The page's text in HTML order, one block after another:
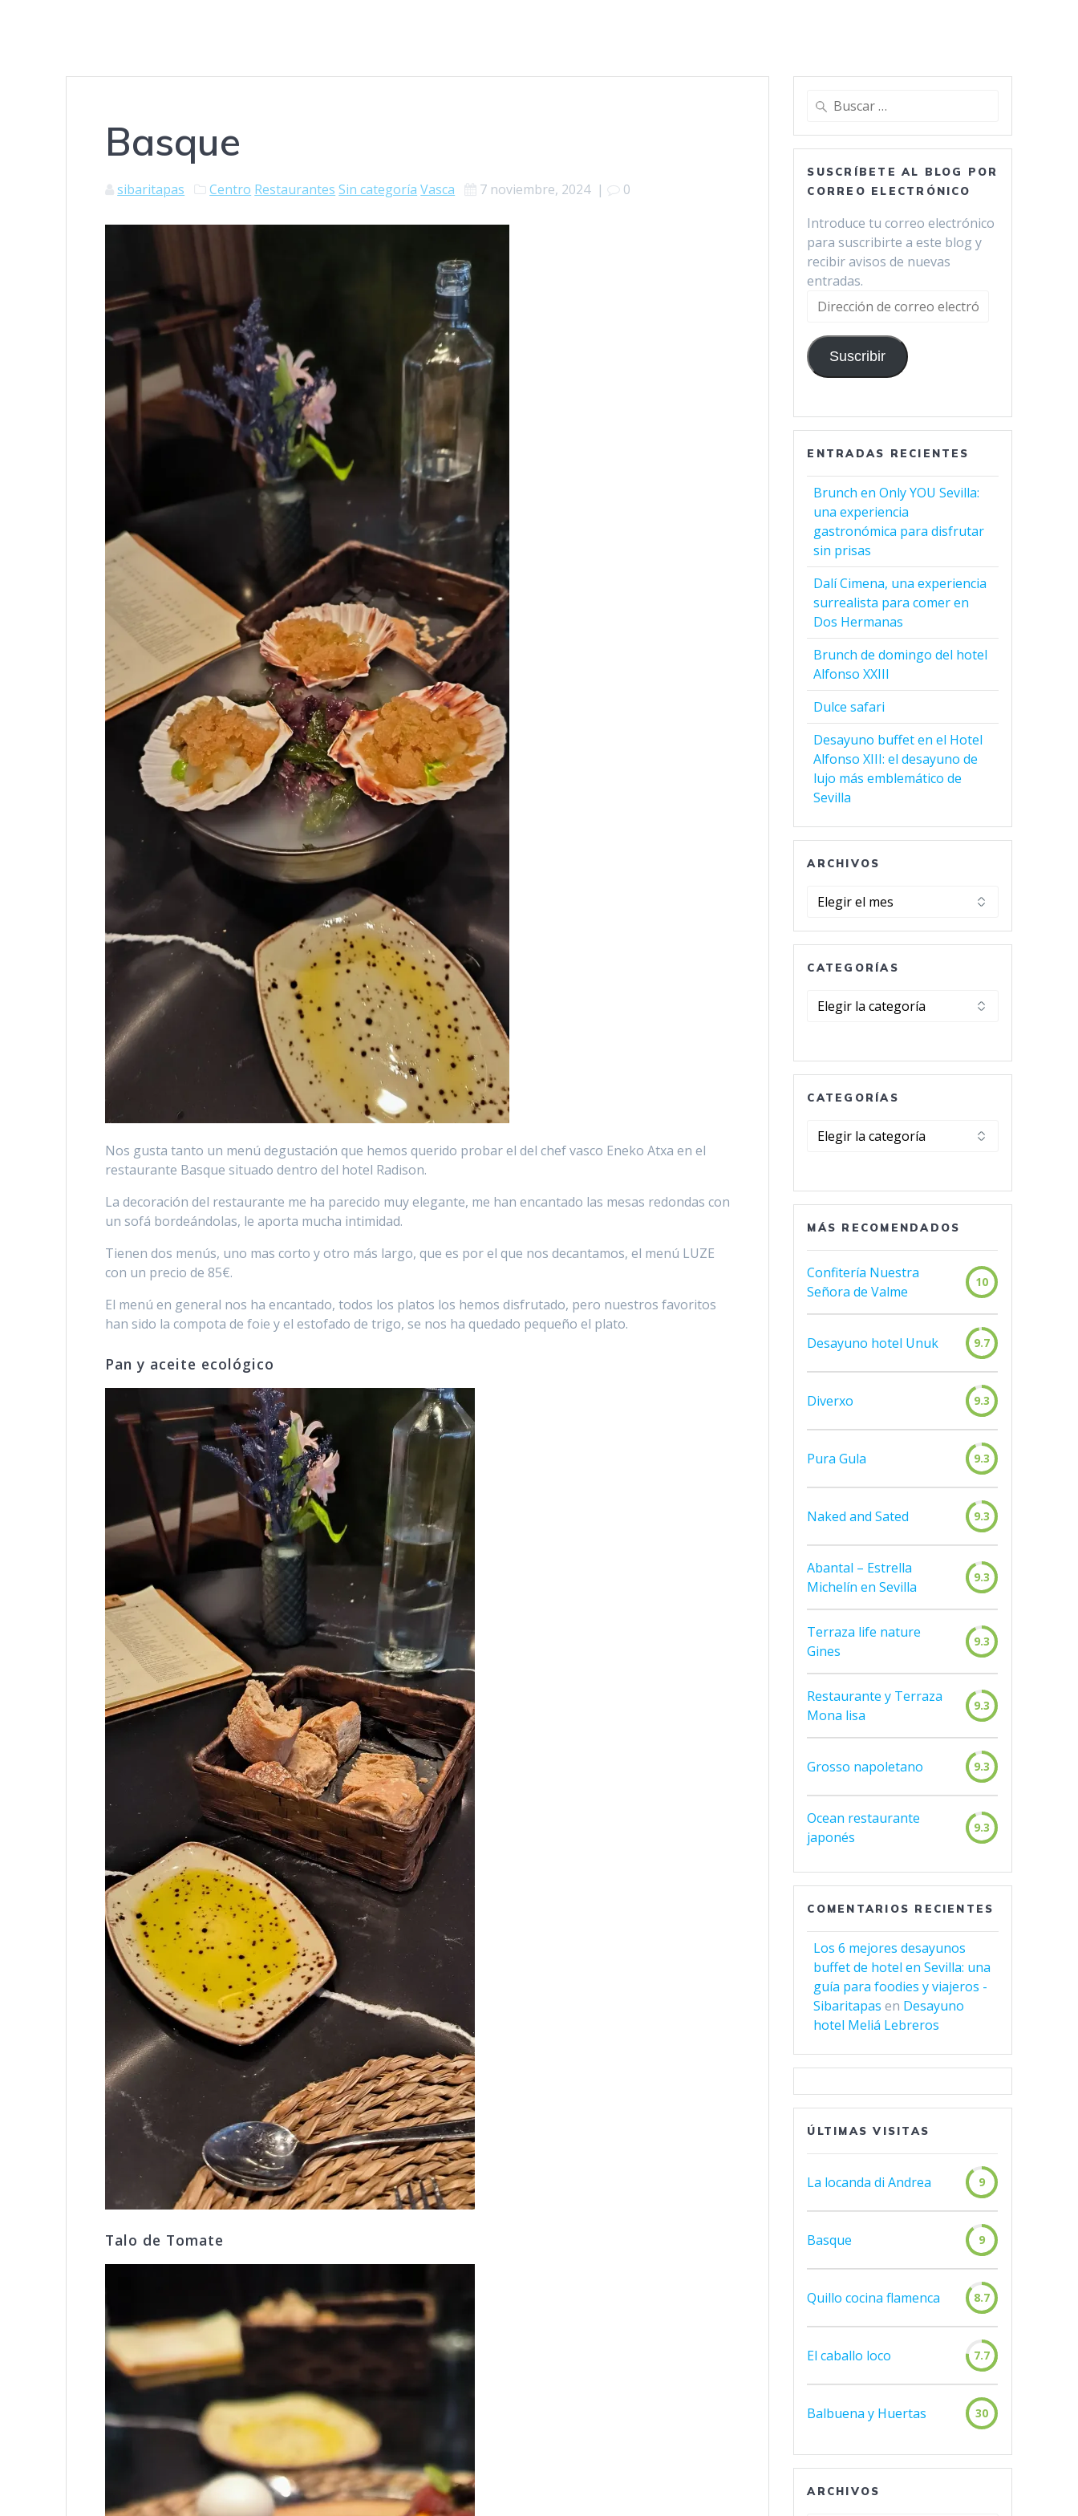
Basque
sibaritapas Centro Restaurantes Sin categoría Vasca 7 noviembre, 2024| 0
Nos gusta tanto un menú degustación que hemos querido probar el del chef vasco Eneko Atxa en el
restaurante Basque situado dentro del hotel Radison.
La decoración del restaurante me ha parecido muy elegante, me han encantado las mesas redondas con
un sofá bordeándolas, le aporta mucha intimidad.
Tienen dos menús, uno mas corto y otro más largo, que es por el que nos decantamos, el menú LUZE
con un precio de 85€.
El menú en general nos ha encantado, todos los platos los hemos disfrutado, pero nuestros favoritos
han sido la compota de foie y el estofado de trigo, se nos ha quedado pequeño el plato.
Pan y aceite ecológico
Talo de Tomate
Buscar:
SUSCRÍBETE AL BLOG POR
CORREO ELECTRÓNICO
Introduce tu correo electrónico
para suscribirte a este blog y
recibir avisos de nuevas
entradas.
Dirección
correo
electrónico
Suscribir
ENTRADAS RECIENTES
Brunch en Only YOU Sevilla:
una experiencia
gastronómica para disfrutar
sin prisas
Dalí Cimena, una experiencia
surrealista para comer en
Dos Hermanas
Brunch de domingo del hotel
Alfonso XXIII
Dulce safari
Desayuno buffet en el Hotel
Alfonso XIII: el desayuno de
lujo más emblemático de
Sevilla
ARCHIVOS
Archivos
CATEGORÍAS
Categorías
CATEGORÍAS
Categorías
MÁS RECOMENDADOS
Confitería Nuestra
Señora de Valme
10
Desayuno hotel Unuk 9.7
Diverxo 9.3
Pura Gula 9.3
Naked and Sated 9.3
Abantal – Estrella
Michelín en Sevilla
9.3
Terraza life nature
Gines
9.3
Restaurante y Terraza
Mona lisa
9.3
Grosso napoletano 9.3
Ocean restaurante
japonés
9.3
COMENTARIOS RECIENTES
Los 6 mejores desayunos
buffet de hotel en Sevilla: una
guía para foodies y viajeros -
Sibaritapas en Desayuno
hotel Meliá Lebreros
ÚLTIMAS VISITAS
La locanda di Andrea 9
Basque 9
Quillo cocina flamenca 8.7
El caballo loco 7.7
Balbuena y Huertas 30
ARCHIVOS